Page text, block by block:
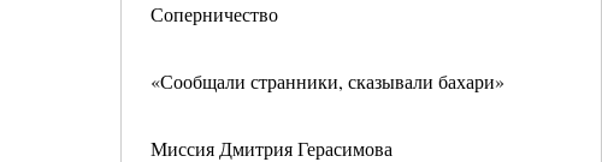
Соперничество
«Сообщали странники, сказывали бахари»
Миссия Дмитрия Герасимова